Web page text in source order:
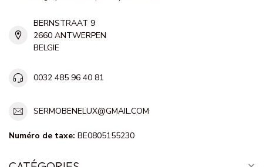
BERNSTRAAT 9
2660 ANTWERPEN
BELGIE
0032 485 96 40 81
SERMOBENELUX@GMAIL.COM
Numéro de taxe: BE0805155230